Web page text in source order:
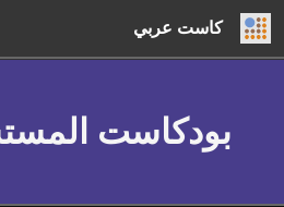
كاست عربي
بودكاست